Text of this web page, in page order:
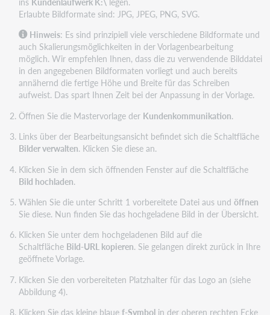
Erlaubte Bildformate sind: JPG, JPEG, PNG, SVG.
Hinweis: Es sind prinzipiell viele verschiedene Bildformate und
auch Skalierungsmöglichkeiten in der Vorlagenbearbeitung
möglich. Wir empfehlen Ihnen, dass die zu verwendende Bilddatei
in den angegebenen Bildformaten vorliegt und auch bereits
annähernd die fertige Höhe und Breite für das Schreiben
aufweist. Das spart Ihnen Zeit bei der Anpassung in der Vorlage.
Öffnen Sie die Mastervorlage der Kundenkommunikation.
Links über der Bearbeitungsansicht befindet sich die Schaltfläche
Bilder verwalten. Klicken Sie diese an.
Klicken Sie in dem sich öffnenden Fenster auf die Schaltfläche
Bild hochladen.
Wählen Sie die unter Schritt 1 vorbereitete Datei aus und öffnen
Sie diese. Nun finden Sie das hochgeladene Bild in der Übersicht.
Klicken Sie unter dem hochgeladenen Bild auf die
Schaltfläche Bild-URL kopieren. Sie gelangen direkt zurück in Ihre
geöffnete Vorlage.
Klicken Sie den vorbereiteten Platzhalter für das Logo an (siehe
Abbildung 4).
Klicken Sie das kleine blaue f-Symbolin der oberen rechten Ecke